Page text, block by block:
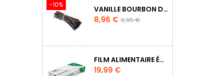
-10% VANILLE BOURBON DE MADAGASCAR
Prix
8,96 € Prix
9,95 €
FILM ALIMENTAIRE ÉTIRABLE WRAPMASTER 30CM X 100M - UDC2017
Prix
19,99 €